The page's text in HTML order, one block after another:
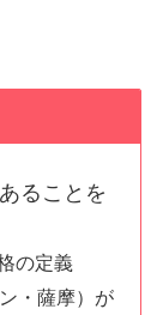
ることを
の定義
・薩摩）が